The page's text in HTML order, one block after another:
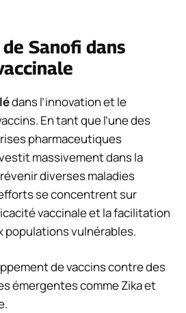
Sanofi dans
dans l’innovation et le
En tant que l’une des
pharmaceutiques
massivement dans la
diverses maladies
se concentrent sur
vaccinale et la facilitation
populations vulnérables.
de vaccins contre des
émergentes comme Zika et